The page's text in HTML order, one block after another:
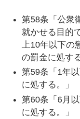
第58条「公衆
就かせる目的
上10年以下
の罰金に処す
第59条「1年
に処する。」
第60条「6月
に処する。」